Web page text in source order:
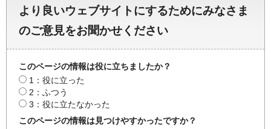
より良いウェブサイトにするためにみなさま
のご意見をお聞かせください
このページの情報は役に立ちましたか？
1：役に立った
2：ふつう
3：役に立たなかった
このページの情報は見つけやすかったですか？